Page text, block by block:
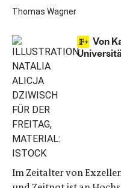
Thomas Wagner
Von
Im Zeitalter von